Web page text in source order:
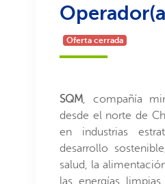
Oferta cerrada
SQM , compañía
desde el norte de
en industrias
desarrollo
salud, la
las energías